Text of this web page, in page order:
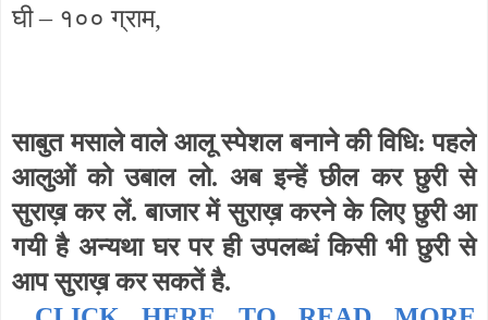
घी – १०० ग्राम,
साबुत मसाले वाले आलू स्पेशल बनाने की विधि: पहले
आलुओं को उबाल लो. अब इन्हें छील कर छुरी से
सुराख़ कर लें. बाजार में सुराख़ करने के लिए छुरी आ
गयी है अन्यथा घर पर ही उपलब्धं किसी भी छुरी से
आप सुराख़ कर सकतें है.